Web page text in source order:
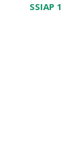
SSIAP 1